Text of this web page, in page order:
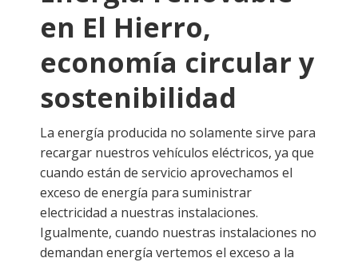
en El Hierro,
economía circular y
sostenibilidad
La energía producida no solamente sirve para
recargar nuestros vehículos eléctricos, ya que
cuando están de servicio aprovechamos el
exceso de energía para suministrar
electricidad a nuestras instalaciones.
Igualmente, cuando nuestras instalaciones no
demandan energía vertemos el exceso a la